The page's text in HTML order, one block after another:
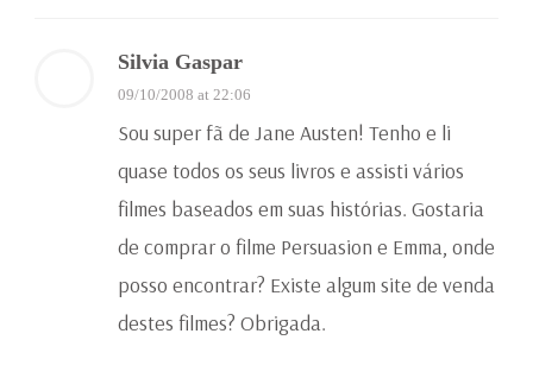
Silvia Gaspar
09/10/2008 at 22:06
Sou super fã de Jane Austen! Tenho e li
quase todos os seus livros e assisti vários
filmes baseados em suas histórias. Gostaria
de comprar o filme Persuasion e Emma, onde
posso encontrar? Existe algum site de venda
destes filmes? Obrigada.